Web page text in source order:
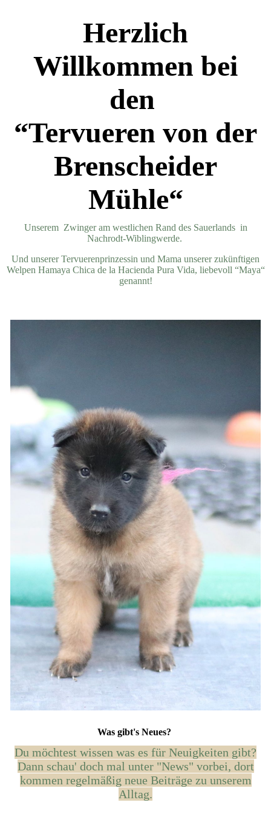
Herzlich
Willkommen bei
den
“Tervueren von der
Brenscheider
Mühle“
Unserem Zwinger am westlichen Rand des Sauerlands in
Nachrodt-Wiblingwerde.
Und unserer Tervuerenprinzessin und Mama unserer zukünftigen
Welpen Hamaya Chica de la Hacienda Pura Vida, liebevoll “Maya“
genannt!
Was gibt's Neues?
Du möchtest wissen was es für Neuigkeiten gibt?
Dann schau' doch mal unter "News" vorbei, dort
kommen regelmäßig neue Beiträge zu unserem
Alltag.